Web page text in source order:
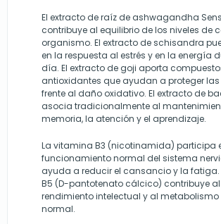
El extracto de raíz de ashwagandha
contribuye al equilibrio de los niveles de
organismo. El extracto de schisandra
en la respuesta al estrés y en la energía
día. El extracto de goji aporta
antioxidantes que ayudan a proteger
frente al daño oxidativo. El extracto de
asocia tradicio­nalmente al
memoria, la atención y el aprendizaje.
La vitamina B3 (nicotinamida) participa
funcionamiento normal del sistema
ayuda a reducir el cansancio y la
B5 (D-pantotenato cálcico) contribuye al
rendimiento intelectual y al metabolismo
normal.